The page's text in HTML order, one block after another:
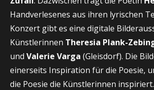
Handverlesenes aus ihren lyrischen
Konzert gibt es eine digitale
Künstlerinnen Theresia Plank-
und Valerie Varga (Gleisdorf). Die
einerseits Inspiration für die Poesie,
die Poesie die Künstlerinnen inspiriert.